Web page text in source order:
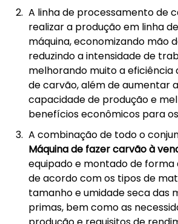
A linha de processamento de
realizar a produção em linha
máquina, economizando mão
reduzindo a intensidade de
melhorando muito a eficiência
de carvão, além de aumentar
capacidade de produção e
benefícios econômicos para
A combinação de todo o
Máquina de fazer carvão à
equipado e montado de
de acordo com os tipos de
tamanho e umidade seca das
primas, bem como as